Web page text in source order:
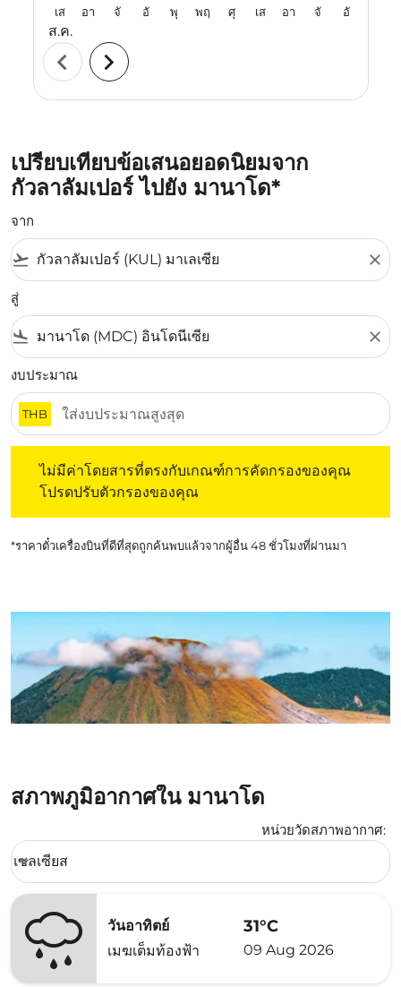
เส
ส.ค.
อา จั อั พุ พฤ ศุ เส อา จั อั
chevron_left chevron_right
เปรียบเทียบข้อเสนอยอดนิยมจาก
กัวลาลัมเปอร์ ไปยัง มานาโด*
จาก
flight_takeoff close
สู่
flight_land close
งบประมาณ
THB
ไม่มีค่าโดยสารที่ตรงกับเกณฑ์การคัดกรองของคุณ
โปรดปรับตัวกรองของคุณ
*ราคาตั๋วเครื่องบินที่ดีที่สุดถูกค้นพบแล้วจากผู้อื่น 48 ชั่วโมงที่ผ่านมา
สภาพภูมิอากาศใน มานาโด
หน่วยวัดสภาพอากาศ:
Weather unit option เซลเซียส Selected
เซลเซียส
keyboard_arrow_down
วันอาทิตย์
เมฆเต็มท้องฟ้า
31°C
09 Aug 2026